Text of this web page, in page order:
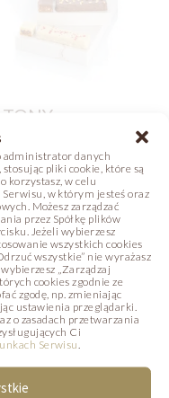
administrator danych
pliki cookie, które są
korzystasz, w celu
w którym jesteś oraz
Możesz zarządzać
przez Spółkę plików
Jeżeli wybierzesz
wszystkich cookies
wszystkie” nie wyrażasz
„Zarządzaj
cookies zgodnie ze
zgodę, np. zmieniając
ustawienia przeglądarki.
o zasadach przetwarzania
Ci
Serwisu
Receptura
które mogą